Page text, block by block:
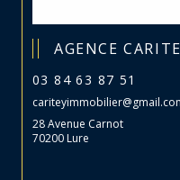
AGENCE
03 84 63 87 51
28 Avenue Carnot
70200 Lure